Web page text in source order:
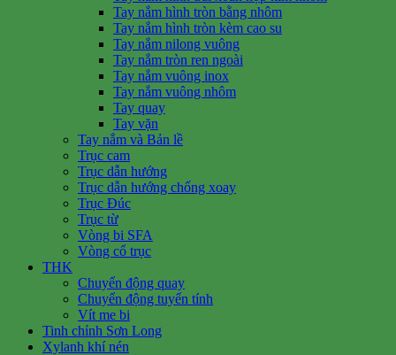
Tay nắm hình tròn bằng nhôm
Tay nắm hình tròn kèm cao su
Tay nắm nilong vuông
Tay nắm tròn ren ngoài
Tay nắm vuông inox
Tay nắm vuông nhôm
Tay quay
Tay vặn
Tay nắm và Bản lề
Trục cam
Trục dẫn hướng
Trục dẫn hướng chống xoay
Trục Đúc
Trục từ
Vòng bi SFA
Vòng cổ trục
THK
Chuyển động quay
Chuyển động tuyến tính
Vít me bi
Tinh chỉnh Sơn Long
Xylanh khí nén